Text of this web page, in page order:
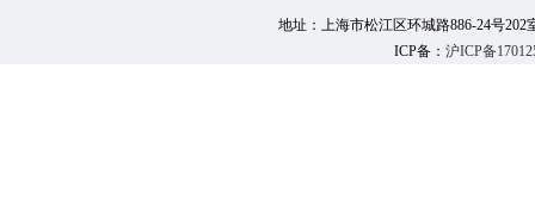
地址：上海市松江区环城路886-24号202
ICP备： 沪ICP备